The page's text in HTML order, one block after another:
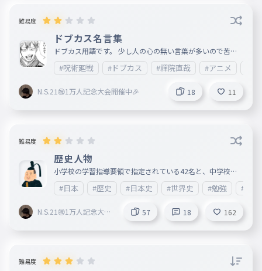
難易度
ドブカス名言集
ドブカス用語です。 少し人の心の無い言葉が多いので苦手
な人にはおすすめしないです。
#呪術廻戦 #ドブカス #禪院直哉 #アニメ
N.S.21㊗︎1万人記念大会開催中🎉 18 11
難易度
歴史人物
小学校の学習指導要領で指定されている42名と、中学校で
追加・補足される主な人物名のタイピングです。
#日本 #歴史 #日本史 #世界史 #勉強 #義
N.S.21㊗︎1万人記念大会
57 18 162
難易度